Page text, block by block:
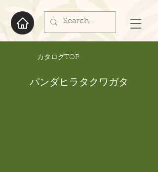
​カタログTOP
パンダヒラタクワガタ